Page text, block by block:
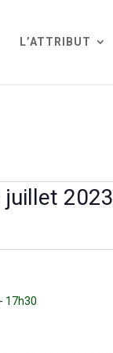
L’ATTRIBUT
juillet 2023
- 17h30